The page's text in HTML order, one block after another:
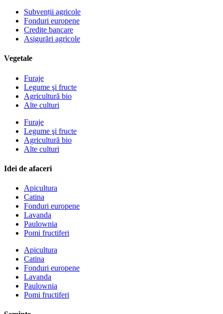
Subvenții agricole
Fonduri europene
Credite bancare
Asigurări agricole
Vegetale
Furaje
Legume şi fructe
Agricultură bio
Alte culturi
Furaje
Legume şi fructe
Agricultură bio
Alte culturi
Idei de afaceri
Apicultura
Catina
Fonduri europene
Lavanda
Paulownia
Pomi fructiferi
Apicultura
Catina
Fonduri europene
Lavanda
Paulownia
Pomi fructiferi